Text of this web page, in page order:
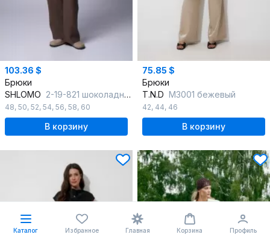
103.36 $
Брюки
SHLOMO 2-19-821 шоколадный
48, 50, 52, 54, 56, 58, 60
В корзину
75.85 $
Брюки
T.N.D М3001 бежевый
42, 44, 46
В корзину
Каталог Избранное Главная Корзина Профиль